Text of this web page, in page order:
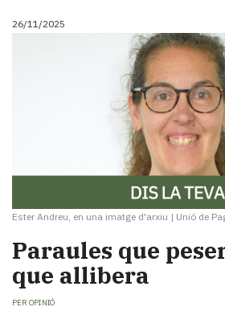
26/11/2025
Ester Andreu, en una imatge d'arxiu | Unió de
Paraules que
que allibera
PER OPINIÓ